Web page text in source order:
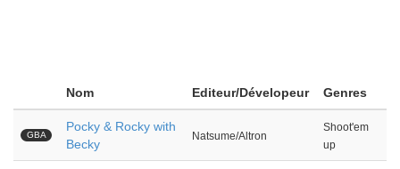
Nom Editeur/Dévelopeur Genres
GBA
Pocky & Rocky with
Becky
Natsume/Altron
Shoot'em
up